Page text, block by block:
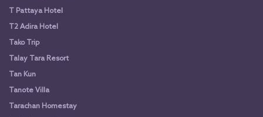
T Pattaya Hotel
T2 Adira Hotel
Tako Trip
Talay Tara Resort
Tan Kun
Tanote Villa
Tarachan Homestay